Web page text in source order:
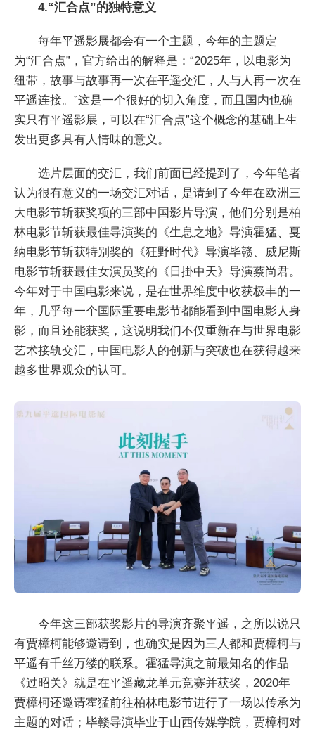
4.“汇合点”的独特意义
每年平遥影展都会有一个主题，今年的主题定
为“汇合点”，官方给出的解释是：“2025年，以电影为
纽带，故事与故事再一次在平遥交汇，人与人再一次在
平遥连接。”这是一个很好的切入角度，而且国内也确
实只有平遥影展，可以在“汇合点”这个概念的基础上生
发出更多具有人情味的意义。
选片层面的交汇，我们前面已经提到了，今年笔者
认为很有意义的一场交汇对话，是请到了今年在欧洲三
大电影节斩获奖项的三部中国影片导演，他们分别是柏
林电影节斩获最佳导演奖的《生息之地》导演霍猛、戛
纳电影节斩获特别奖的《狂野时代》导演毕赣、威尼斯
电影节斩获最佳女演员奖的《日掛中天》导演蔡尚君。
今年对于中国电影来说，是在世界维度中收获极丰的一
年，几乎每一个国际重要电影节都能看到中国电影人身
影，而且还能获奖，这说明我们不仅重新在与世界电影
艺术接轨交汇，中国电影人的创新与突破也在获得越来
越多世界观众的认可。
今年这三部获奖影片的导演齐聚平遥，之所以说只
有贾樟柯能够邀请到，也确实是因为三人都和贾樟柯与
平遥有千丝万缕的联系。霍猛导演之前最知名的作品
《过昭关》就是在平遥藏龙单元竞赛并获奖，2020年
贾樟柯还邀请霍猛前往柏林电影节进行了一场以传承为
主题的对话；毕赣导演毕业于山西传媒学院，贾樟柯对